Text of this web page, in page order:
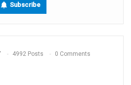
Subscribe
4992 Posts 0 Comments